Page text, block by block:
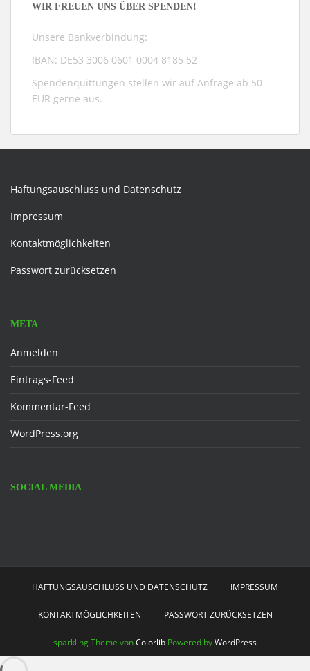
WIR FREUEN UNS ÜBER SPENDEN!
Unsere Bankverbindung:
IBAN: DE53 3006 0601 0004 8185 52
Spendenquittungen stellen wir auf Anfrage ab 50
EUR gerne aus.
Haftungsauschluss und Datenschutz
Impressum
Kontaktmöglichkeiten
Passwort zurücksetzen
META
Anmelden
Eintrags-Feed
Kommentar-Feed
WordPress.org
SOCIAL MEDIA
HAFTUNGSAUSCHLUSS UND DATENSCHUTZ IMPRESSUM
KONTAKTMÖGLICHKEITEN PASSWORT ZURÜCKSETZEN
sparkling Theme vonColorlib Powered byWordPress